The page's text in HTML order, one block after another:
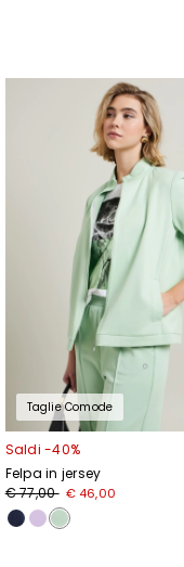
Taglie Comode
Saldi -40%
Felpa in jersey
€ 77,00 € 46,00